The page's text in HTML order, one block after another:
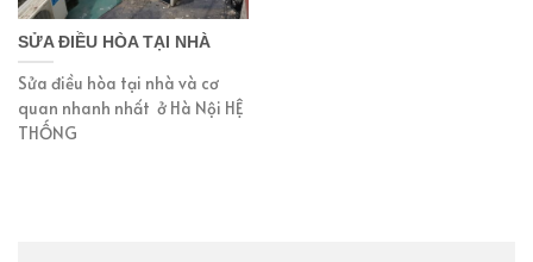
SỬA ĐIỀU HÒA TẠI NHÀ
Sửa điều hòa tại nhà và cơ
quan nhanh nhất ở Hà Nội HỆ
THỐNG